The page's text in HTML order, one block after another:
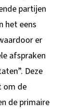
partijen
het eens
er
afspraken
Deze
om de
de primaire